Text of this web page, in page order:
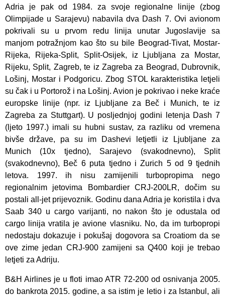
Adria je pak od 1984. za svoje regionalne linije (zbog
Olimpijade u Sarajevu) nabavila dva Dash 7. Ovi avionom
pokrivali su u prvom redu linija unutar Jugoslavije sa
manjom potražnjom kao što su bile Beograd-Tivat, Mostar-
Rijeka, Rijeka-Split, Split-Osijek, iz Ljubljana za Mostar,
Rijeku, Split, Zagreb, te iz Zagreba za Beograd, Dubrovnik,
Lošinj, Mostar i Podgoricu. Zbog STOL karakteristika letjeli
su čak i u Portorož i na Lošinj. Avion je pokrivao i neke kraće
europske linije (npr. iz Ljubljane za Beč i Munich, te iz
Zagreba za Stuttgart). U posljednjoj godini letenja Dash 7
(ljeto 1997.) imali su hubni sustav, za razliku od vremena
bivše države, pa su im Dashevi letjetli iz Ljubljane za
Munich (10x tjedno), Sarajevo (svakodnevno), Split
(svakodnevno), Beč 6 puta tjedno i Zurich 5 od 9 tjednih
letova. 1997. ih nisu zamijenili turbopropima nego
regionalnim jetovima Bombardier CRJ-200LR, dočim su
postali all-jet prijevoznik. Godinu dana Adria je koristila i dva
Saab 340 u cargo varijanti, no nakon što je odustala od
cargo linija vratila je avione vlasniku. No, da im turbopropi
nedostaju dokazuje i pokušaj dogovora sa Croatiom da se
ove zime jedan CRJ-900 zamijeni sa Q400 koji je trebao
letjeti za Adriju.
B&H Airlines je u floti imao ATR 72-200 od osnivanja 2005.
do bankrota 2015. godine, a sa istim je letio i za Istanbul, ali